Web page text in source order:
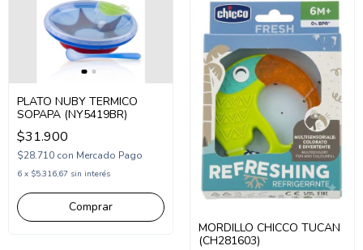
PLATO NUBY TERMICO
SOPAPA (NY5419BR)
$31.900
$28.710 con Mercado Pago
6 x $5.316,67 sin interés
MORDILLO CHICCO TUCAN
(CH281603)